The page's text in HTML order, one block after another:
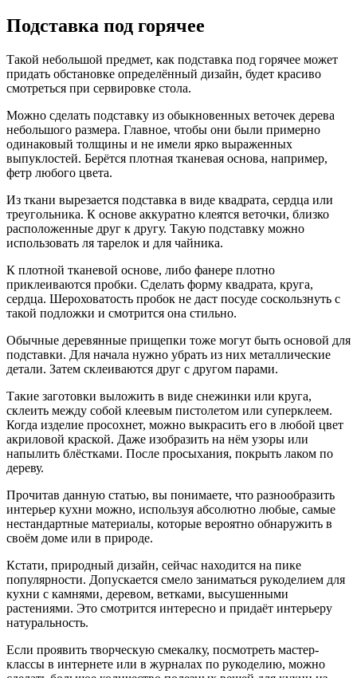
Подставка под горячее
Такой небольшой предмет, как подставка под горячее может
придать обстановке определённый дизайн, будет красиво
смотреться при сервировке стола.
Можно сделать подставку из обыкновенных веточек дерева
небольшого размера. Главное, чтобы они были примерно
одинаковый толщины и не имели ярко выраженных
выпуклостей. Берётся плотная тканевая основа, например,
фетр любого цвета.
Из ткани вырезается подставка в виде квадрата, сердца или
треугольника. К основе аккуратно клеятся веточки, близко
расположенные друг к другу. Такую подставку можно
использовать ля тарелок и для чайника.
К плотной тканевой основе, либо фанере плотно
приклеиваются пробки. Сделать форму квадрата, круга,
сердца. Шероховатость пробок не даст посуде соскользнуть с
такой подложки и смотрится она стильно.
Обычные деревянные прищепки тоже могут быть основой для
подставки. Для начала нужно убрать из них металлические
детали. Затем склеиваются друг с другом парами.
Такие заготовки выложить в виде снежинки или круга,
склеить между собой клеевым пистолетом или суперклеем.
Когда изделие просохнет, можно выкрасить его в любой цвет
акриловой краской. Даже изобразить на нём узоры или
напылить блёстками. После просыхания, покрыть лаком по
дереву.
Прочитав данную статью, вы понимаете, что разнообразить
интерьер кухни можно, используя абсолютно любые, самые
нестандартные материалы, которые вероятно обнаружить в
своём доме или в природе.
Кстати, природный дизайн, сейчас находится на пике
популярности. Допускается смело заниматься рукоделием для
кухни с камнями, деревом, ветками, высушенными
растениями. Это смотрится интересно и придаёт интерьеру
натуральность.
Если проявить творческую смекалку, посмотреть мастер-
классы в интернете или в журналах по рукоделию, можно